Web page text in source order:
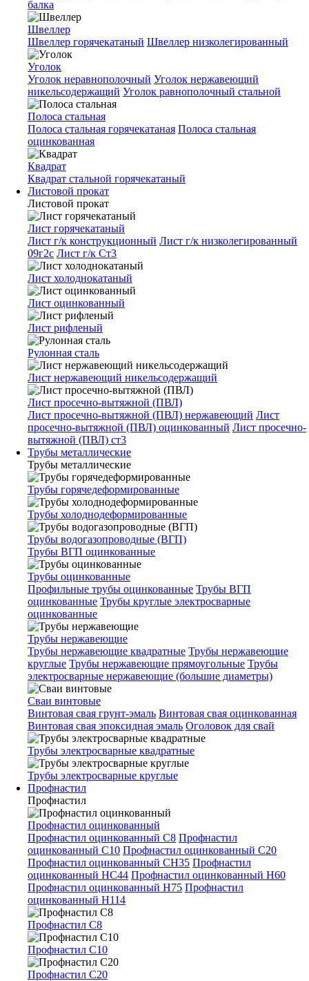
балка
Швеллер
Швеллер горячекатаный Швеллер низколегированный
Уголок
Уголок неравнополочный Уголок нержавеющий
никельсодержащий Уголок равнополочный стальной
Полоса стальная
Полоса стальная горячекатаная Полоса стальная
оцинкованная
Квадрат
Квадрат стальной горячекатаный
Листовой прокат
Листовой прокат
Лист горячекатаный
Лист г/к конструкционный Лист г/к низколегированный
09г2с Лист г/к Ст3
Лист холоднокатаный
Лист оцинкованный
Лист рифленый
Рулонная сталь
Лист нержавеющий никельсодержащий
Лист просечно-вытяжной (ПВЛ)
Лист просечно-вытяжной (ПВЛ) нержавеющий Лист
просечно-вытяжной (ПВЛ) оцинкованный Лист просечно-
вытяжной (ПВЛ) ст3
Трубы металлические
Трубы металлические
Трубы горячедеформированные
Трубы холоднодеформированные
Трубы водогазопроводные (ВГП)
Трубы ВГП оцинкованные
Трубы оцинкованные
Профильные трубы оцинкованные Трубы ВГП
оцинкованные Трубы круглые электросварные
оцинкованные
Трубы нержавеющие
Трубы нержавеющие квадратные Трубы нержавеющие
круглые Трубы нержавеющие прямоугольные Трубы
электросварные нержавеющие (большие диаметры)
Сваи винтовые
Винтовая свая грунт-эмаль Винтовая свая оцинкованная
Винтовая свая эпоксидная эмаль Оголовок для свай
Трубы электросварные квадратные
Трубы электросварные круглые
Профнастил
Профнастил
Профнастил оцинкованный
Профнастил оцинкованный С8 Профнастил
оцинкованный С10 Профнастил оцинкованный С20
Профнастил оцинкованный СН35 Профнастил
оцинкованный НС44 Профнастил оцинкованный Н60
Профнастил оцинкованный Н75 Профнастил
оцинкованный Н114
Профнастил С8
Профнастил С10
Профнастил С20